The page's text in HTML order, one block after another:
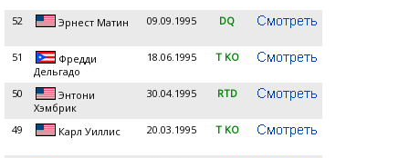
52 Эрнест Матин 09.09.1995 DQ
51
Фредди
Дельгадо
18.06.1995 T KO
50
Энтони
Хэмбрик
30.04.1995 RTD
49 Карл Уиллис 20.03.1995 T KO